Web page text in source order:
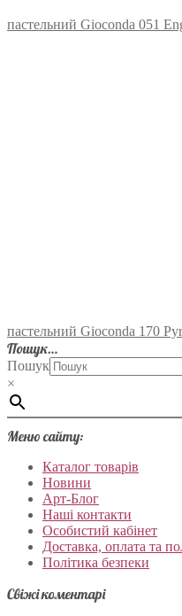
пастельний Gioconda 051
пастельний Gioconda 170
Пошук…
Пошук
×
Меню сайту:
Каталог товарів
Новини
Арт-Блог
Наші контакти
Особистий кабінет
Доставка, оплата та
Політика безпеки
Свіжі коментарі